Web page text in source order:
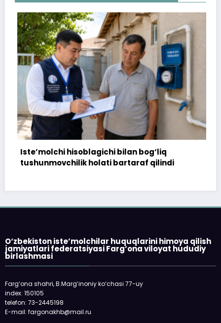
bilan bog‘liq
bartaraf qilindi
172 million so‘m
topshirilmadi…
O‘zbekiston iste’molchilar huquqlarini himoya qilish
jamiyatlari federatsiyasi Farg‘ona viloyat hududiy
birlashmasi
Farg‘ona shahri, B.Marg‘inoniy ko‘chasi 77-uy
index: 150105
telefon: 73-2445198
E-mail: fargonakhb@mail.ru